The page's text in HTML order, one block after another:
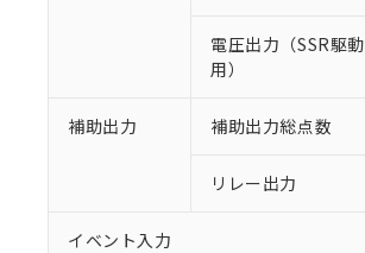
電圧出力（SSR駆動
用）
補助出力 補助出力総点数
リレー出力
イベント入力